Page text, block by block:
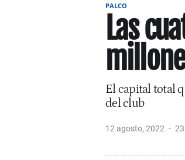
PALCO
Las
El capital total
del club
12 agosto, 2022